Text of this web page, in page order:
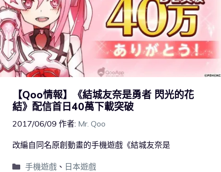
【Qoo情報】《結城友奈是勇者 閃光的花
結》配信首日40萬下載突破
2017/06/09 作者: Mr. Qoo
改編自同名原創動畫的手機遊戲《結城友奈是
手機遊戲、 日本遊戲